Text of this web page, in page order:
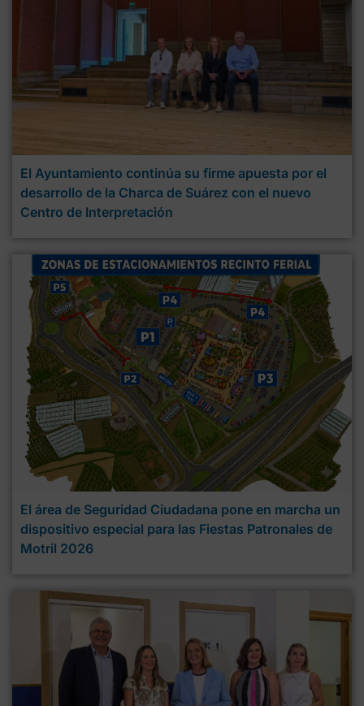
El Ayuntamiento continúa su firme apuesta por el
desarrollo de la Charca de Suárez con el nuevo
Centro de Interpretación
El área de Seguridad Ciudadana pone en marcha un
dispositivo especial para las Fiestas Patronales de
Motril 2026